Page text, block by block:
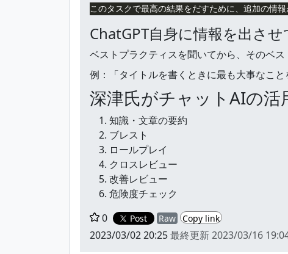
ChatGPT自身に情報を出さ
ベストプラクティスを聞いてから、そのベス
例：「タイトルを書くときに最も大事なこ
深津氏がチャットAIの
知識・文章の要約
ブレスト
ロールプレイ
クロスレビュー
改善レビュー
危険度チェック
0
Post Raw Copy link
2023/03/02 20:25最終更新2023/03/16